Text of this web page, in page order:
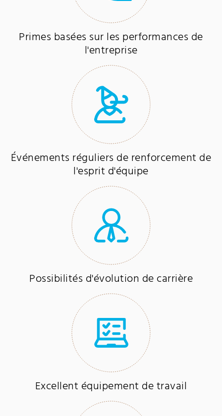
Primes basées sur les performances de
l'entreprise
Événements réguliers de renforcement de
l'esprit d'équipe
Possibilités d'évolution de carrière
Excellent équipement de travail